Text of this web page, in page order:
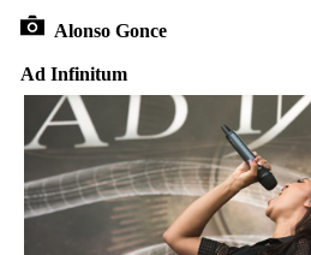
Alonso Gonce
Ad Infinitum